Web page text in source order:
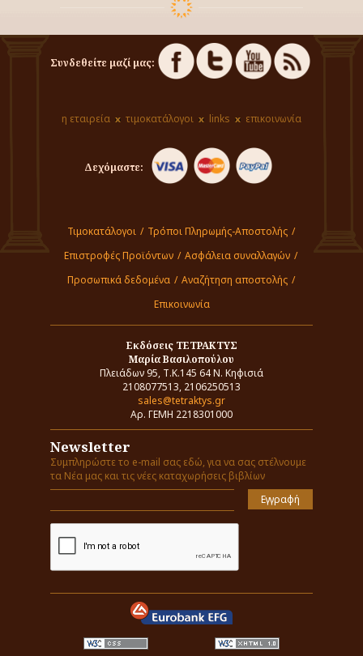
Συνδεθείτε μαζί μας:
η εταιρεία τιμοκατάλογοι links επικοινωνία
Δεχόμαστε:
Τιμοκατάλογοι / Τρόποι Πληρωμής-Αποστολής /
Επιστροφές Προϊόντων / Ασφάλεια συναλλαγών /
Προσωπικά δεδομένα / Αναζήτηση αποστολής /
Επικοινωνία
Εκδόσεις ΤΕΤΡΑΚΤΥΣ
Μαρία Βασιλοπούλου
Πλειάδων 95, Τ.Κ.145 64 Ν. Κηφισιά
2108077513, 2106250513
sales@tetraktys.gr
Αρ. ΓΕΜΗ 2218301000
Newsletter
Συμπληρώστε το e-mail σας εδώ, για να σας στέλνουμε
τα Νέα μας και τις νέες καταχωρήσεις βιβλίων